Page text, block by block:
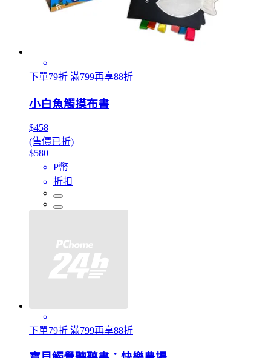
下單79折 滿799再享88折
小白魚觸摸布書
$458
(售價已折)
$580
P幣
折扣
下單79折 滿799再享88折